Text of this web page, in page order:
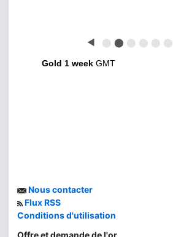
◀ ⬤ ⬤ ⬤ ⬤ ⬤ ⬤
Gold 1 week GMT
Nous contacter
Flux RSS
Conditions d'utilisation